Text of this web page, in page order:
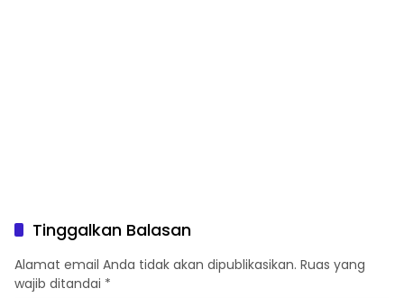
Tinggalkan Balasan
Alamat email Anda tidak akan dipublikasikan. Ruas yang
wajib ditandai *